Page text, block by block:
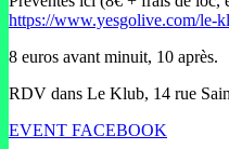
https://www.yesgolive.com/le-
8 euros avant minuit, 10 après.
RDV dans Le Klub, 14 rue
EVENT FACEBOOK